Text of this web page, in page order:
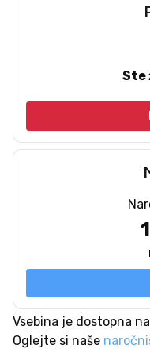
Ste
Vsebina je dostopna
Oglejte si naše